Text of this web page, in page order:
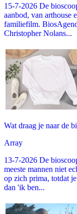
15-7-2026 De
aanbod, van arthouse
familiefilm.
Christopher Nolans...
Wat draag je naar de
Array
13-7-2026 De
meeste mannen niet
op zich prima, totdat
dan 'ik ben...